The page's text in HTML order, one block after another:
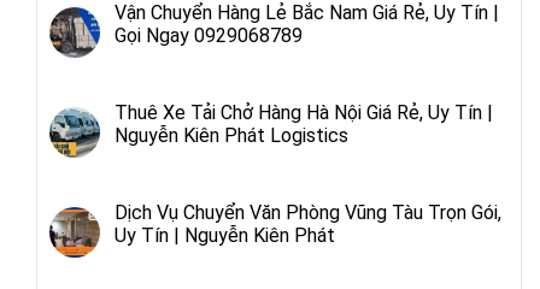
Vận Chuyển Hàng Lẻ Bắc Nam Giá Rẻ, Uy Tín |
Gọi Ngay 0929068789
Thuê Xe Tải Chở Hàng Hà Nội Giá Rẻ, Uy Tín |
Nguyễn Kiên Phát Logistics
Dịch Vụ Chuyển Văn Phòng Vũng Tàu Trọn Gói,
Uy Tín | Nguyễn Kiên Phát